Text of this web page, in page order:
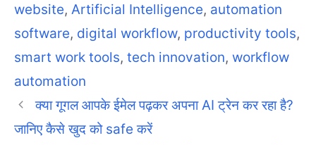
website, Artificial Intelligence, automation
software, digital workflow, productivity tools,
smart work tools, tech innovation, workflow
automation
क्या गूगल आपके ईमेल पढ़कर अपना AI ट्रेन कर रहा है?
जानिए कैसे खुद को safe करें